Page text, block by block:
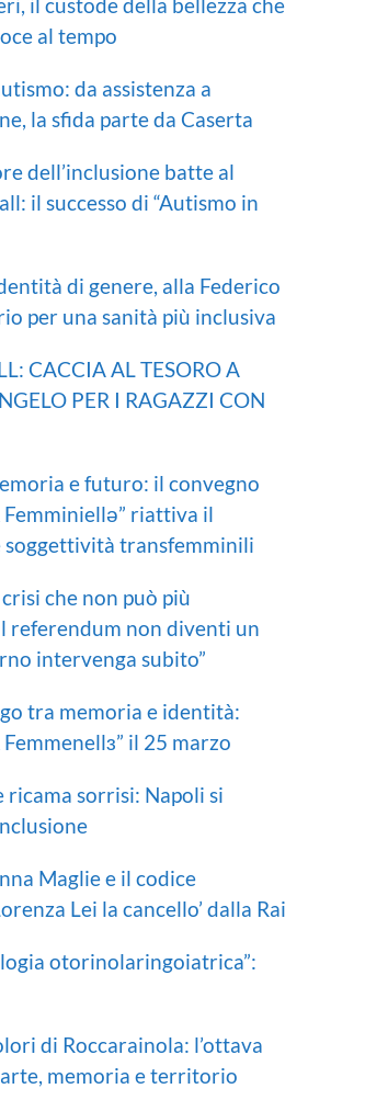
al tempo
da assistenza a
la sfida parte da Caserta
dell’inclusione batte al
il successo di “Autismo in
di genere, alla Federico
per una sanità più inclusiva
CACCIA AL TESORO A
PER I RAGAZZI CON
e futuro: il convegno
Femminiellə” riattiva il
soggettività transfemminili
che non può più
referendum non diventi un
intervenga subito”
tra memoria e identità:
il 25 marzo
ricama sorrisi: Napoli si
Maglie e il codice
Lei la cancello’ dalla Rai
otorinolaringoiatrica”:
di Roccarainola: l’ottava
memoria e territorio